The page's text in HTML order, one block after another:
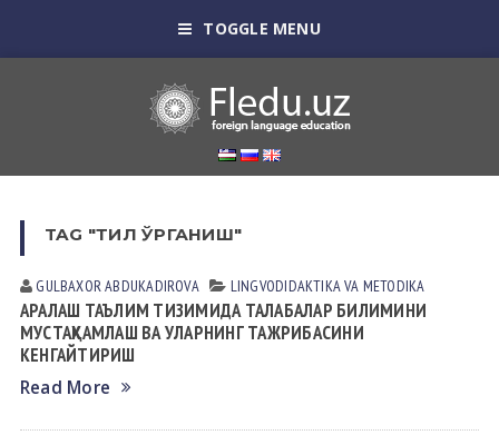
TOGGLE MENU
TAG "ТИЛ ЎРГАНИШ"
GULBAXOR АBDUKАDIROVА LINGVODIDАKTIKА VА METODIKА
АРАЛАШ ТАЪЛИМ ТИЗИМИДА ТАЛАБАЛАР БИЛИМИНИ
МУСТАҲКАМЛАШ ВА УЛАРНИНГ ТАЖРИБАСИНИ
КЕНГАЙТИРИШ
Read More